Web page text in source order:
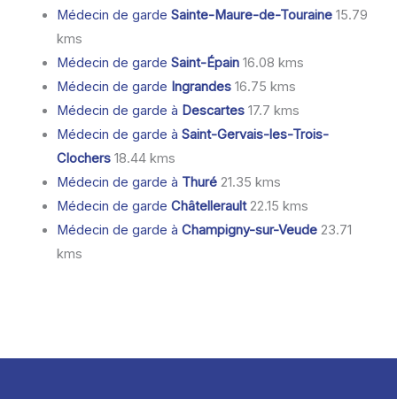
Médecin de garde Sainte-Maure-de-Touraine15.79
kms
Médecin de garde Saint-Épain16.08 kms
Médecin de garde Ingrandes16.75 kms
Médecin de garde à Descartes17.7 kms
Médecin de garde à Saint-Gervais-les-Trois-
Clochers18.44 kms
Médecin de garde à Thuré21.35 kms
Médecin de garde Châtellerault22.15 kms
Médecin de garde à Champigny-sur-Veude23.71
kms